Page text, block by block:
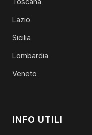
Toscana
Lazio
Sicilia
Lombardia
Veneto
INFO UTILI